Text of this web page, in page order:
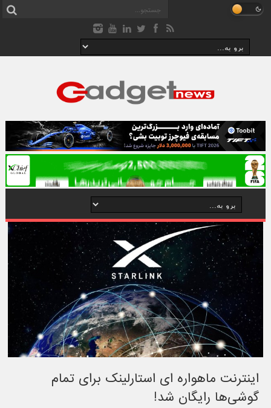
اینترنت ماهواره ای استارلینک برای تمام
گوشی‌ها رایگان شد!